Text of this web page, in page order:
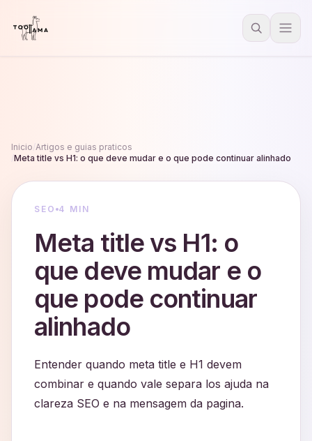
Inicio Artigos e guias praticos
Meta title vs H1: o que deve mudar e o que pode continuar alinhado
SEO 4 MIN
Meta title vs H1: o
que deve mudar e o
que pode continuar
alinhado
Entender quando meta title e H1 devem
combinar e quando vale separa los ajuda na
clareza SEO e na mensagem da pagina.